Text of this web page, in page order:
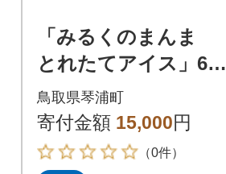
「みるくのまんま
とれたてアイス」6個
セット(90ml×6個)
鳥取県琴浦町
寄付金額 15,000円
（0件）